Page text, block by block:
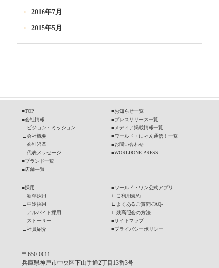
2016年7月
2015年5月
■TOP
■会社情報
∟ ビジョン・ミッション
∟会社概要
∟会社沿革
∟代表メッセージ
■ブランド一覧
■店舗一覧
■お知らせ一覧
■プレスリリース一覧
■メディア掲載情報一覧
■ワールド・にゃん通信！一覧
■お問い合わせ
■WORLDONE PRESS
■採用
∟新卒採用
∟中途採用
∟ アルバイト採用
∟ ストーリー
∟社員紹介
■ワールド・ワン公式アプリ
∟ ご利用規約
∟ よくあるご質問-FAQ-
∟残高照会の方法
■サイトマップ
■プライバシーポリシー
〒650-0011
兵庫県神戸市中央区下山手通2丁目13番3号